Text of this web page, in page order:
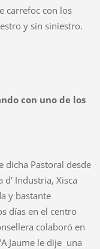
carrefoc con los
y sin siniestro.
con uno de los
dicha Pastoral desde
d' Industria, Xisca
y bastante
días en el centro
colaboró en
Jaume le dije una